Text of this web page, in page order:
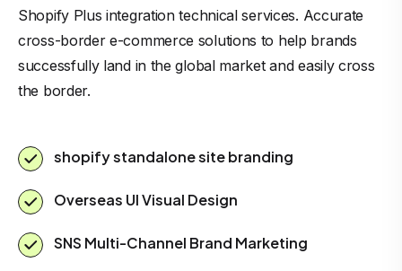
Shopify Plus integration technical services. Accurate
cross-border e-commerce solutions to help brands
successfully land in the global market and easily cross
the border.
shopify standalone site branding
Overseas UI Visual Design
SNS Multi-Channel Brand Marketing